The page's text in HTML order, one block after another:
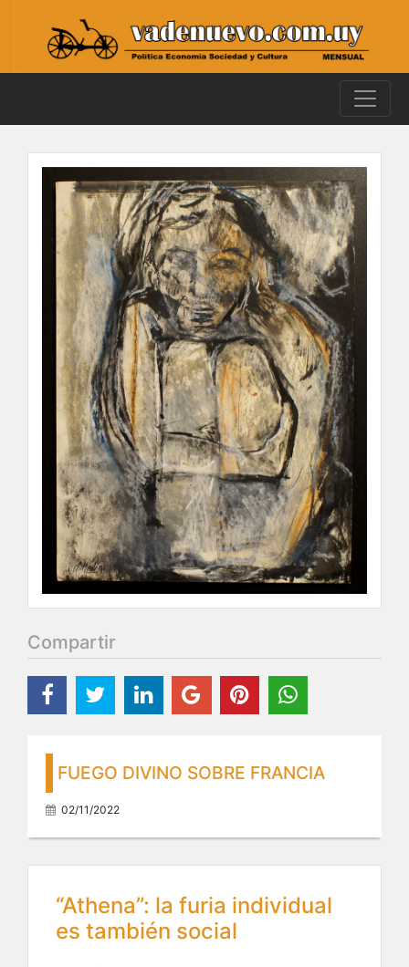
Compartir
FUEGO DIVINO SOBRE FRANCIA
02/11/2022
“Athena”: la furia individual
es también social